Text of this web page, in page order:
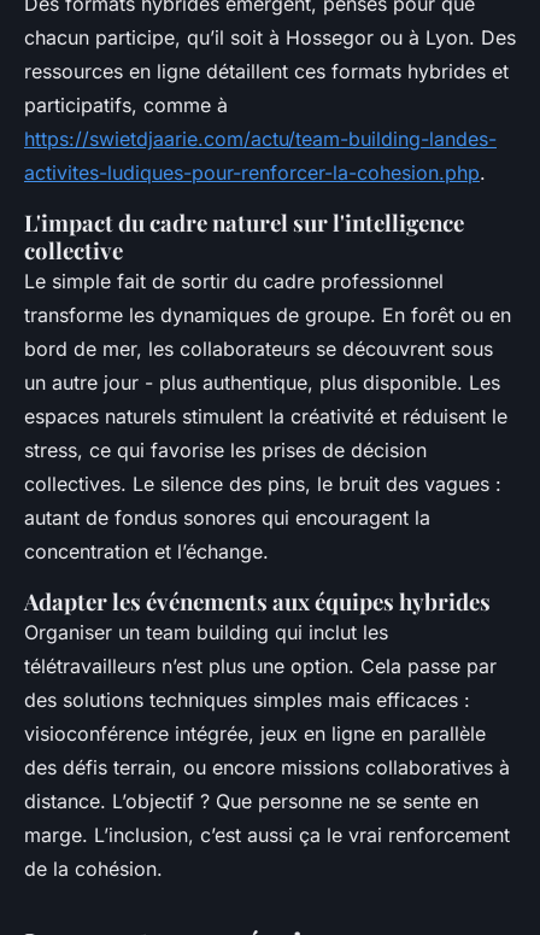
chacun participe, qu’il soit à Hossegor ou à Lyon. Des
ressources en ligne détaillent ces formats hybrides et
participatifs, comme à
https://swietdjaarie.com/actu/team-building-landes-
activites-ludiques-pour-renforcer-la-cohesion.php.
L'impact du cadre naturel sur l'intelligence
collective
Le simple fait de sortir du cadre professionnel
transforme les dynamiques de groupe. En forêt ou en
bord de mer, les collaborateurs se découvrent sous
un autre jour - plus authentique, plus disponible. Les
espaces naturels stimulent la créativité et réduisent le
stress, ce qui favorise les prises de décision
collectives. Le silence des pins, le bruit des vagues :
autant de fondus sonores qui encouragent la
concentration et l’échange.
Adapter les événements aux équipes hybrides
Organiser un team building qui inclut les
télétravailleurs n’est plus une option. Cela passe par
des solutions techniques simples mais efficaces :
visioconférence intégrée, jeux en ligne en parallèle
des défis terrain, ou encore missions collaboratives à
distance. L’objectif ? Que personne ne se sente en
marge. L’inclusion, c’est aussi ça le vrai renforcement
de la cohésion.